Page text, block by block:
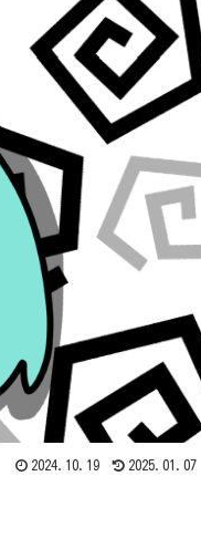
2024.10.19 2025.01.07